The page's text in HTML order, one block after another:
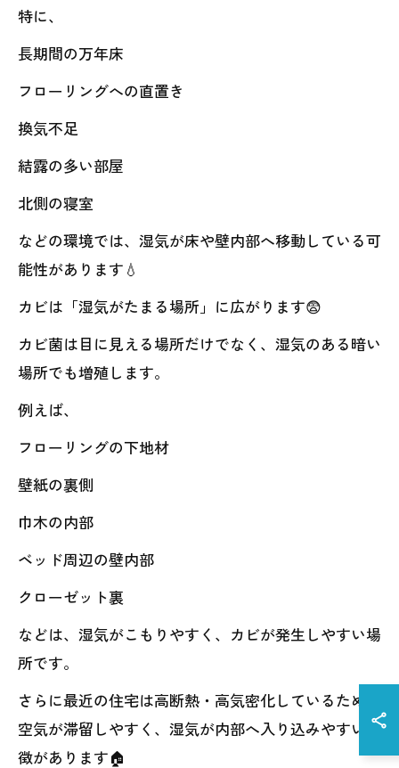
特に、
長期間の万年床
フローリングへの直置き
換気不足
結露の多い部屋
北側の寝室
などの環境では、湿気が床や壁内部へ移動している可
能性があります💧
カビは「湿気がたまる場所」に広がります😨
カビ菌は目に見える場所だけでなく、湿気のある暗い
場所でも増殖します。
例えば、
フローリングの下地材
壁紙の裏側
巾木の内部
ベッド周辺の壁内部
クローゼット裏
などは、湿気がこもりやすく、カビが発生しやすい場
所です。
さらに最近の住宅は高断熱・高気密化しているため、
空気が滞留しやすく、湿気が内部へ入り込みやすい特
徴があります🏠